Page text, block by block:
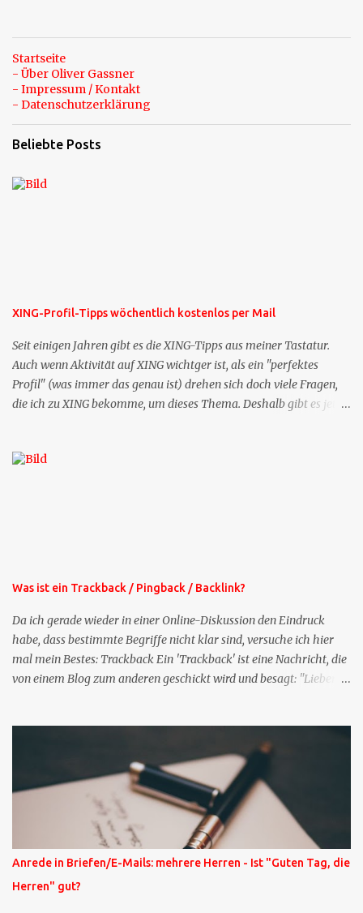
Startseite
- Über Oliver Gassner
- Impressum / Kontakt
- Datenschutzerklärung
Beliebte Posts
XING-Profil-Tipps wöchentlich kostenlos per Mail
Seit einigen Jahren gibt es die XING-Tipps aus meiner Tastatur.
Auch wenn Aktivität auf XING wichtger ist, als ein "perfektes
Profil" (was immer das genau ist) drehen sich doch viele Fragen,
die ich zu XING bekomme, um dieses Thema. Deshalb gibt es jetzt
bekommen Sie kostenlos eine weitere Folge. Die Startsequenz ist 16
Was ist ein Trackback / Pingback / Backlink?
Da ich gerade wieder in einer Online-Diskussion den Eindruck
habe, dass bestimmte Begriffe nicht klar sind, versuche ich hier
mal mein Bestes: Trackback Ein 'Trackback' ist eine Nachricht, die
von einem Blog zum anderen geschickt wird und besagt: "Lieber
was ich zu deinem Inhalt zu sagen hatte." Diese
Nachrichtenfunktion wird 'angestoßen' in dem 'mein' Blog an die
'TrackbackURL' des Anderen einen 'Ping' schickt, d.h. ein paar
Parameter übergibt (URL meines Eintrags, Kurzzitat meines
Beitrags). Praktisch muss man nichts Anderes tun, als die
TrackbackURL beim Schreiben meines Beitrags in ein bestimmtes
Feld in meinem 'Blog-Redaktionssystem' einzufügen. Trackbacks
und TrackbackURLs sind heute recht selten. Das Trackback-
Anrede in Briefen/E-Mails: mehrere Herren - Ist "Guten Tag, die
Herren" gut?